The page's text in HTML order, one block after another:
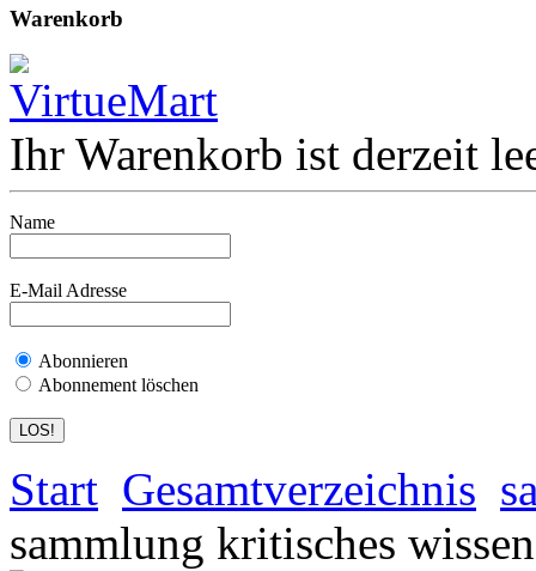
Warenkorb
Ihr Warenkorb ist derzeit
Name
E-Mail Adresse
Abonnieren
Abonnement löschen
Start Gesamtverzeichnis
sammlung kritisches